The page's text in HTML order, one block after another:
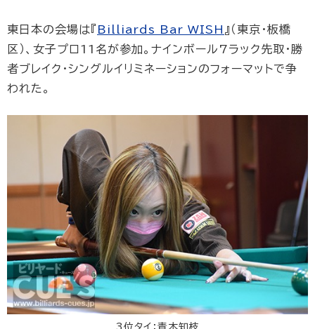
東日本の会場は『 Billiards Bar WISH 』（東京・板橋
区）、女子プロ11名が参加。ナインボール7ラック先取・勝
者ブレイク・シングルイリミネーションのフォーマットで争
われた。